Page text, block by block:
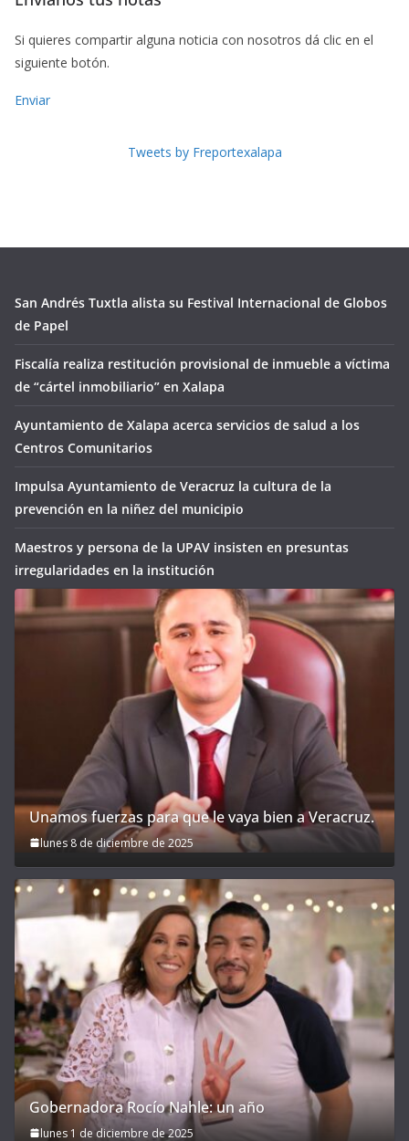
Si quieres compartir alguna noticia con nosotros dá clic en el
siguiente botón.
Enviar
Tweets by Freportexalapa
San Andrés Tuxtla alista su Festival Internacional de Globos
de Papel
Fiscalía realiza restitución provisional de inmueble a víctima
de “cártel inmobiliario” en Xalapa
Ayuntamiento de Xalapa acerca servicios de salud a los
Centros Comunitarios
Impulsa Ayuntamiento de Veracruz la cultura de la
prevención en la niñez del municipio
Maestros y persona de la UPAV insisten en presuntas
irregularidades en la institución
Unamos fuerzas para que le vaya bien a Veracruz.
lunes 8 de diciembre de 2025
Gobernadora Rocío Nahle: un año
lunes 1 de diciembre de 2025